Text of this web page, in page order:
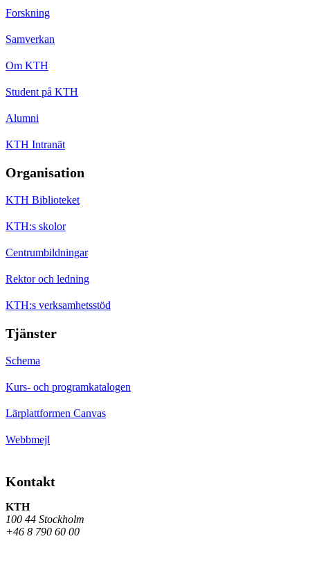
Forskning
Samverkan
Om KTH
Student på KTH
Alumni
KTH Intranät
Organisation
KTH Biblioteket
KTH:s skolor
Centrumbildningar
Rektor och ledning
KTH:s verksamhetsstöd
Tjänster
Schema
Kurs- och programkatalogen
Lärplattformen Canvas
Webbmejl
Kontakt
KTH
100 44 Stockholm
+46 8 790 60 00